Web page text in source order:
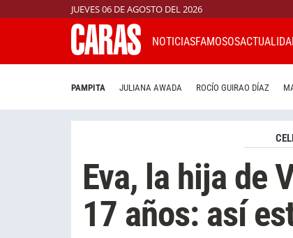
JUEVES 06 DE AGOSTO DEL 2026
NOTICIASFAMOSOS
PAMPITA JULIANA AWADA ROCÍO GUIRAO DÍAZ
Eva, la hija de
17 años: así